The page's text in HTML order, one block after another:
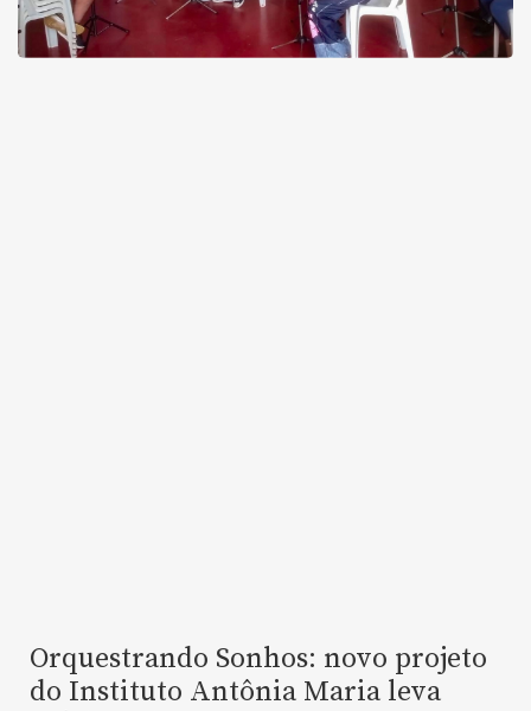
Orquestrando Sonhos: novo projeto
do Instituto Antônia Maria leva